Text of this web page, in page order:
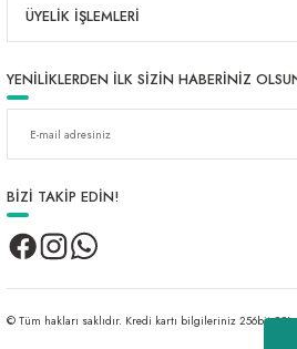
ÜYELİK İŞLEMLERİ
YENİLİKLERDEN İLK SİZİN HABERİNİZ
BİZİ TAKİP EDİN!
© Tüm hakları saklıdır. Kredi kartı bilgileriniz 256bit